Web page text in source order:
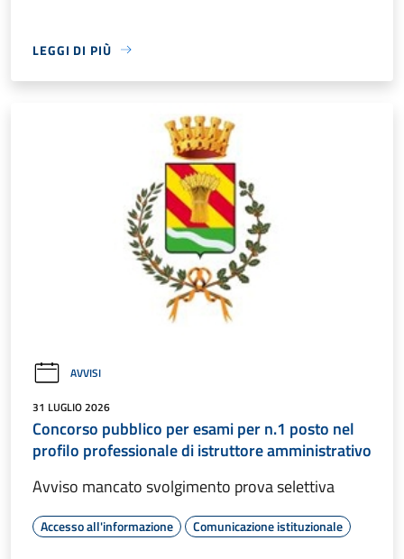
LEGGI DI PIÙ
AVVISI
31 LUGLIO 2026
Concorso pubblico per esami per n.1 posto nel
profilo professionale di istruttore amministrativo
Avviso mancato svolgimento prova selettiva
Accesso all'informazione Comunicazione istituzionale